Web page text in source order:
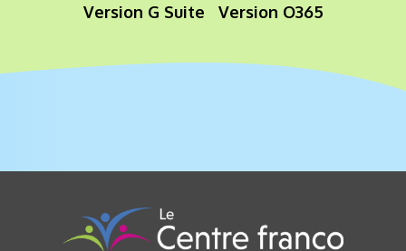
Version G Suite Version O365